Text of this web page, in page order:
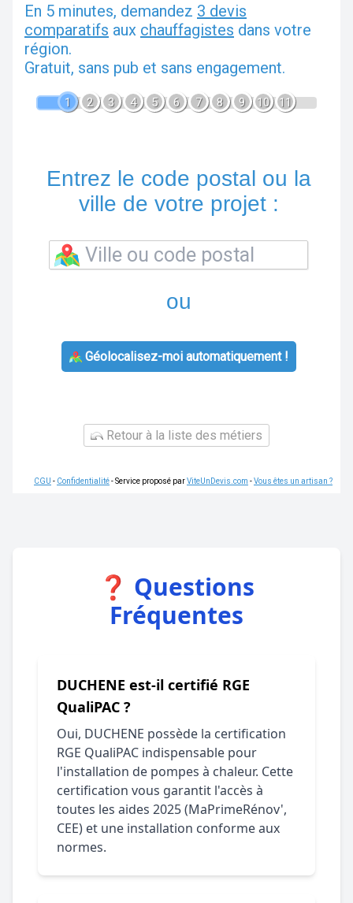
En 5 minutes, demandez 3 devis
comparatifs aux chauffagistes dans votre
région.
Gratuit, sans pub et sans engagement.
1 2 3 4 5 6 7 8 9 10 11
Entrez le code postal ou la
ville de votre projet :
ou
Géolocalisez-moi automatiquement !
Retour à la liste des métiers
CGU - Confidentialité- Service proposé parViteUnDevis.com -Vous êtes un artisan ?
❓ Questions
Fréquentes
DUCHENE est-il certifié RGE
QualiPAC ?
Oui, DUCHENE possède la certification
RGE QualiPAC indispensable pour
l'installation de pompes à chaleur. Cette
certification vous garantit l'accès à
toutes les aides 2025 (MaPrimeRénov',
CEE) et une installation conforme aux
normes.